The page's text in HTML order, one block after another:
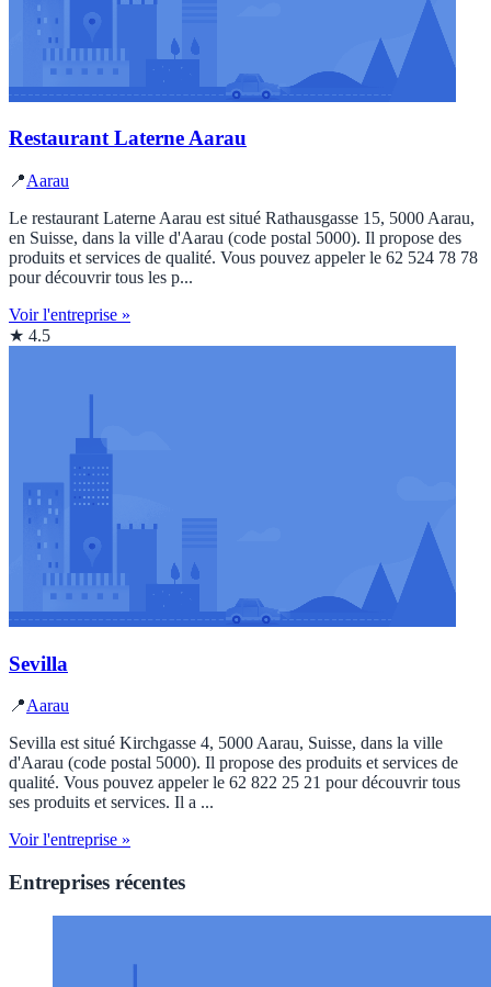
Restaurant Laterne Aarau
📍Aarau
Le restaurant Laterne Aarau est situé Rathausgasse 15, 5000 Aarau,
en Suisse, dans la ville d'Aarau (code postal 5000). Il propose des
produits et services de qualité. Vous pouvez appeler le 62 524 78 78
pour découvrir tous les p...
Voir l'entreprise »
★ 4.5
Sevilla
📍Aarau
Sevilla est situé Kirchgasse 4, 5000 Aarau, Suisse, dans la ville
d'Aarau (code postal 5000). Il propose des produits et services de
qualité. Vous pouvez appeler le 62 822 25 21 pour découvrir tous
ses produits et services. Il a ...
Voir l'entreprise »
Entreprises récentes